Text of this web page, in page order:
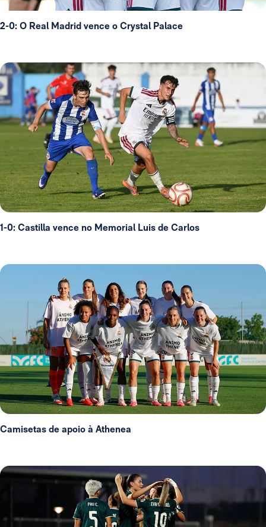
2-0: O Real Madrid vence o Crystal Palace
1-0: Castilla vence no Memorial Luis de Carlos
Camisetas de apoio à Athenea